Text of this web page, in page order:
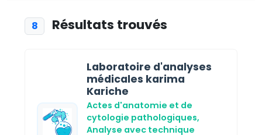
8 Résultats trouvés
Laboratoire d'analyses
médicales karima
Kariche
Actes d'anatomie et de
cytologie pathologiques,
Analyse avec technique